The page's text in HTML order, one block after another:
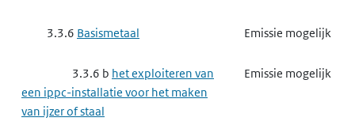
3.3.6 Basismetaal Emissie mogelijk
3.3.6 b het exploiteren van
een ippc-installatie voor het maken
van ijzer of staal
Emissie mogelijk